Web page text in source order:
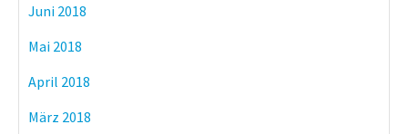
Juni 2018
Mai 2018
April 2018
März 2018